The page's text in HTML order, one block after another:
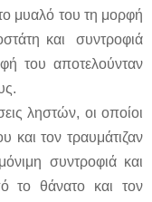
μυαλό του τη μορφή
και συντροφιά
του αποτελούνταν
ληστών, οι οποίοι
και τον τραυμάτιζαν
συντροφιά και
το θάνατο και τον